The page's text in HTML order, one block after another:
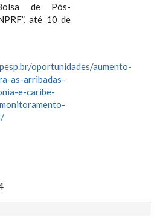
de Pós-
até 10 de
oportunidades/aumento-
as-arribadas-
e-caribe-